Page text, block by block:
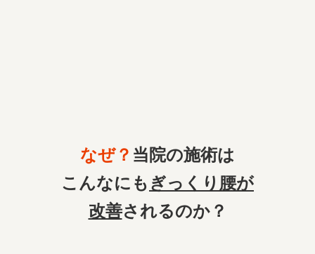
なぜ？ 当院の施術は
こんなにも ぎっくり腰が
改善されるのか？